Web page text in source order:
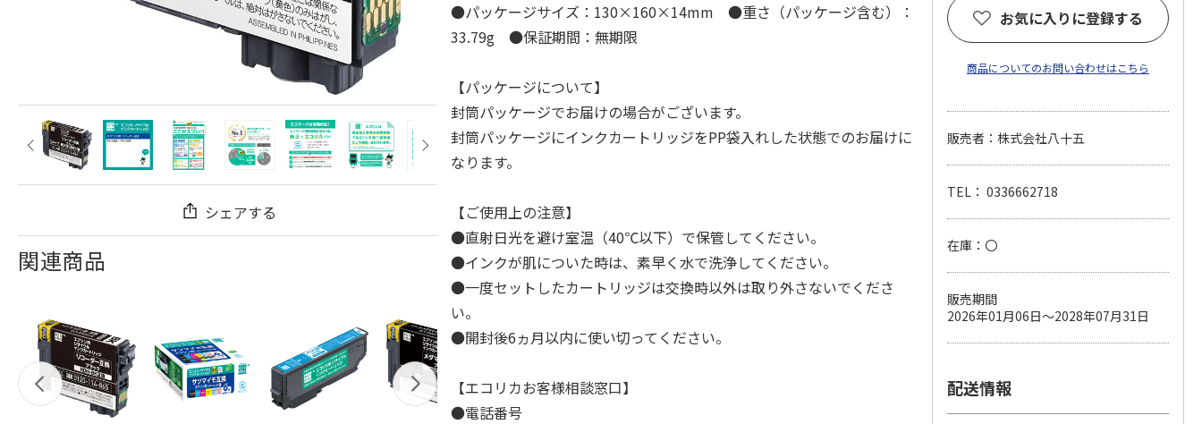
シェアする
関連商品
●パッケージサイズ：130×160×14mm ●重さ（パッケージ含む）：
33.79g ●保証期間：無期限
【パッケージについて】
封筒パッケージでお届けの場合がございます。
封筒パッケージにインクカートリッジをPP袋入れした状態でのお届けに
なります。
【ご使用上の注意】
●直射日光を避け室温（40℃以下）で保管してください。
●インクが肌についた時は、素早く水で洗浄してください。
●一度セットしたカートリッジは交換時以外は取り外さないでくださ
い。
●開封後6ヵ月以内に使い切ってください。
【エコリカお客様相談窓口】
●電話番号
お気に入りに登録する
商品についてのお問い合わせはこちら
販売者：株式会社八十五
TEL： 0336662718
在庫：〇
販売期間
2026年01月06日～2028年07月31日
配送情報